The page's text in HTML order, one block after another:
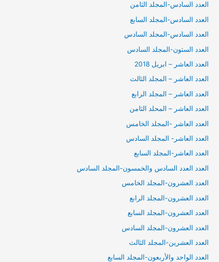
العدد السادس-المجلد الثامن
العدد السادس-المجلد السابع
العدد السادس-المجلد السادس
العدد الستون-المجلد السادس
العدد العاشر – ابريل 2018
العدد العاشر – المجلد الثالث
العدد العاشر – المجلد الرابع
العدد العاشر – المحلد الثامن
العدد العاشر -المجلد الخامس
العدد العاشر- المجلد السادس
العدد العاشر-المجلد السابع
العدد العدد السادس والخمسون-المجلد السادس
العدد العشرون-المجلد الخامس
العدد العشرون-المجلد الرابع
العدد العشرون-المجلد السابع
العدد العشرون-المجلد السادس
العدد العشرين-المجلد الثالث
العدد الواحد والأربعون-المجلد السابع